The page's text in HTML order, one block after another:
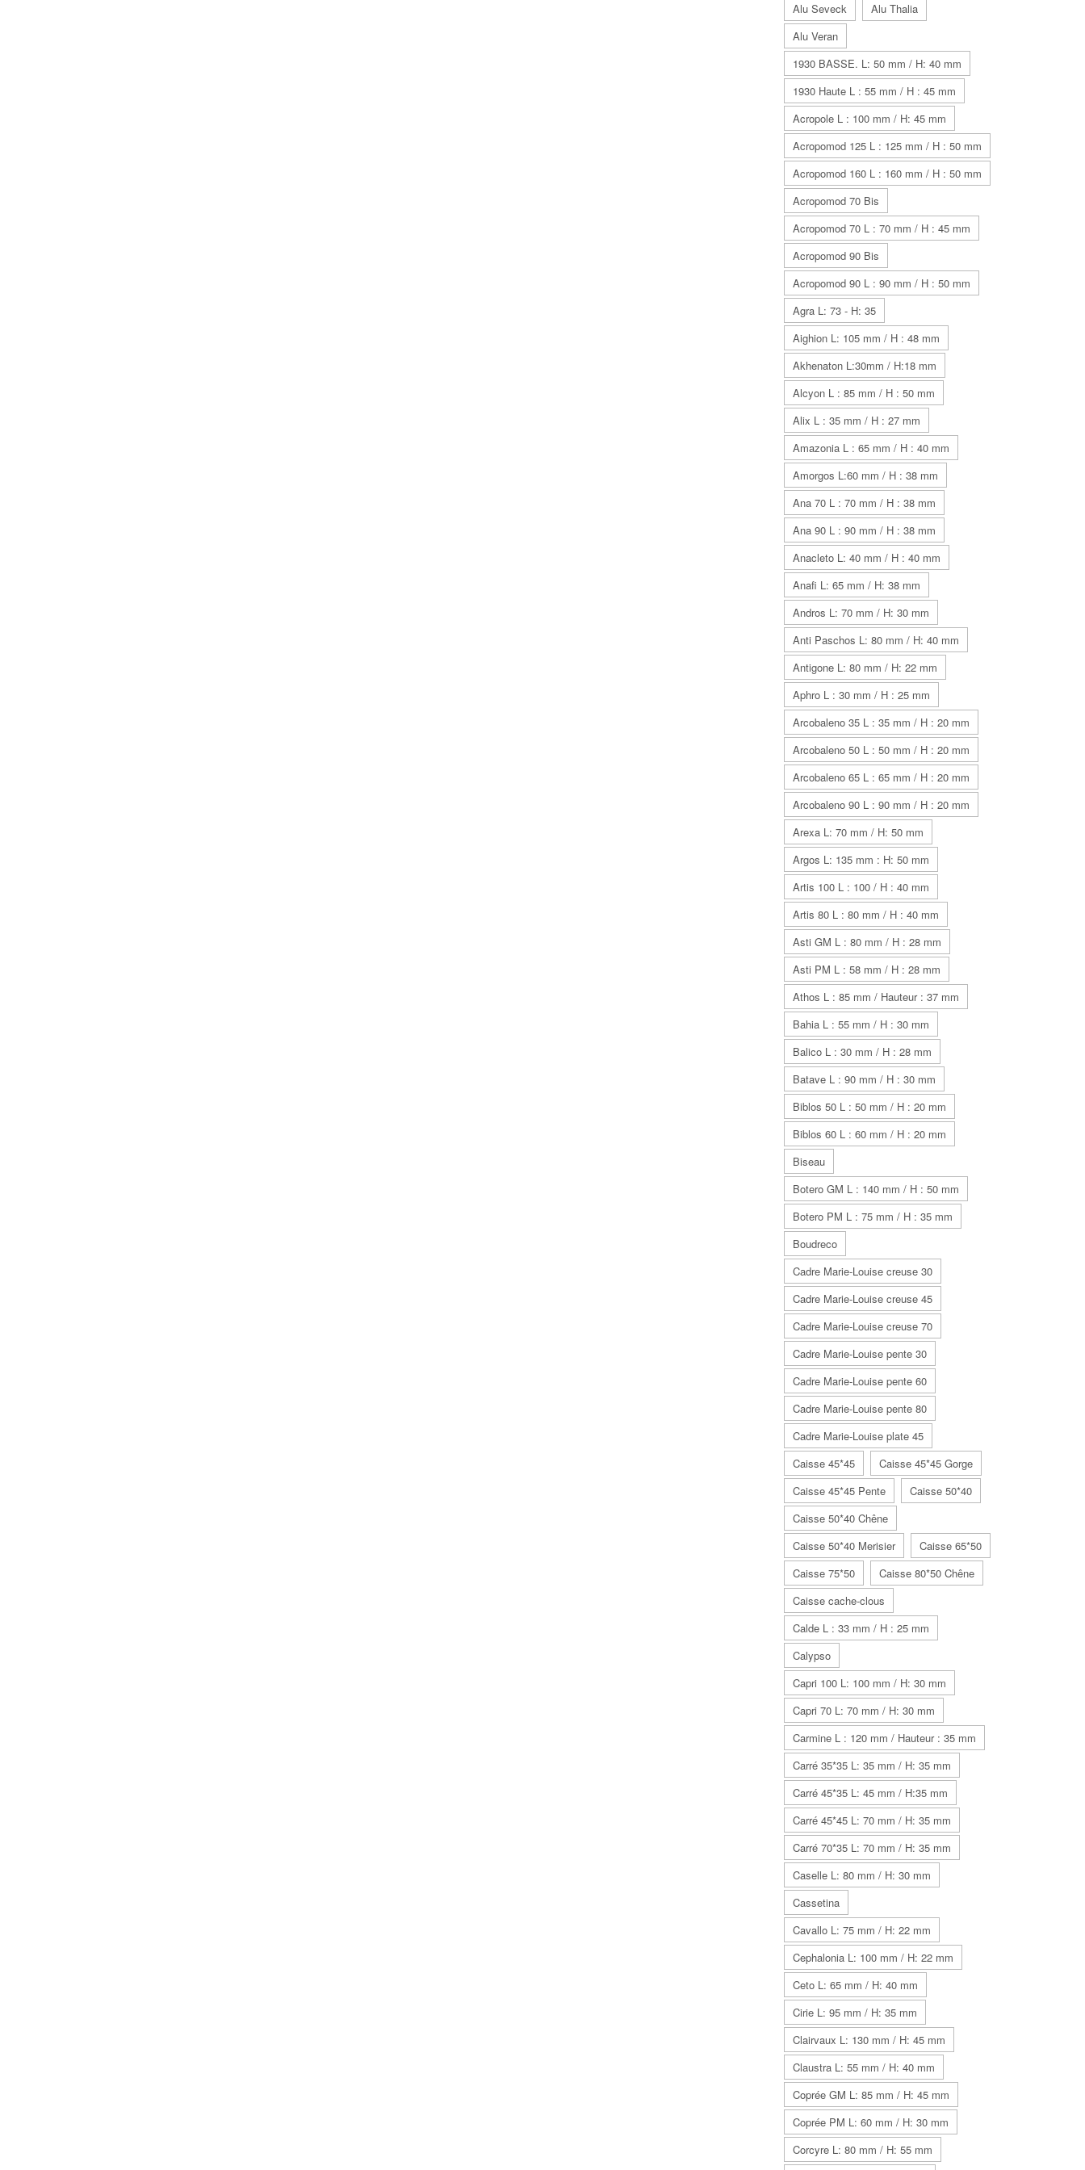
Alu Seveck
Alu Thalia
Alu Veran
1930 BASSE. L: 50 mm / H: 40 mm
1930 Haute L : 55 mm / H : 45 mm
Acropole L : 100 mm / H: 45 mm
Acropomod 125 L : 125 mm / H : 50 mm
Acropomod 160 L : 160 mm / H : 50 mm
Acropomod 70 Bis
Acropomod 70 L : 70 mm / H : 45 mm
Acropomod 90 Bis
Acropomod 90 L : 90 mm / H : 50 mm
Agra L: 73 - H: 35
Aighion L: 105 mm / H : 48 mm
Akhenaton L:30mm / H:18 mm
Alcyon L : 85 mm / H : 50 mm
Alix L : 35 mm / H : 27 mm
Amazonia L : 65 mm / H : 40 mm
Amorgos L:60 mm / H : 38 mm
Ana 70 L : 70 mm / H : 38 mm
Ana 90 L : 90 mm / H : 38 mm
Anacleto L: 40 mm / H : 40 mm
Anafi L: 65 mm / H: 38 mm
Andros L: 70 mm / H: 30 mm
Anti Paschos L: 80 mm / H: 40 mm
Antigone L: 80 mm / H: 22 mm
Aphro L : 30 mm / H : 25 mm
Arcobaleno 35 L : 35 mm / H : 20 mm
Arcobaleno 50 L : 50 mm / H : 20 mm
Arcobaleno 65 L : 65 mm / H : 20 mm
Arcobaleno 90 L : 90 mm / H : 20 mm
Arexa L: 70 mm / H: 50 mm
Argos L: 135 mm : H: 50 mm
Artis 100 L : 100 / H : 40 mm
Artis 80 L : 80 mm / H : 40 mm
Asti GM L : 80 mm / H : 28 mm
Asti PM L : 58 mm / H : 28 mm
Athos L : 85 mm / Hauteur : 37 mm
Bahia L : 55 mm / H : 30 mm
Balico L : 30 mm / H : 28 mm
Batave L : 90 mm / H : 30 mm
Biblos 50 L : 50 mm / H : 20 mm
Biblos 60 L : 60 mm / H : 20 mm
Biseau
Botero GM L : 140 mm / H : 50 mm
Botero PM L : 75 mm / H : 35 mm
Boudreco
Cadre Marie-Louise creuse 30
Cadre Marie-Louise creuse 45
Cadre Marie-Louise creuse 70
Cadre Marie-Louise pente 30
Cadre Marie-Louise pente 60
Cadre Marie-Louise pente 80
Cadre Marie-Louise plate 45
Caisse 45*45
Caisse 45*45 Gorge
Caisse 45*45 Pente
Caisse 50*40
Caisse 50*40 Chêne
Caisse 50*40 Merisier
Caisse 65*50
Caisse 75*50
Caisse 80*50 Chêne
Caisse cache-clous
Calde L : 33 mm / H : 25 mm
Calypso
Capri 100 L: 100 mm / H: 30 mm
Capri 70 L: 70 mm / H: 30 mm
Carmine L : 120 mm / Hauteur : 35 mm
Carré 35*35 L: 35 mm / H: 35 mm
Carré 45*35 L: 45 mm / H:35 mm
Carré 45*45 L: 70 mm / H: 35 mm
Carré 70*35 L: 70 mm / H: 35 mm
Caselle L: 80 mm / H: 30 mm
Cassetina
Cavallo L: 75 mm / H: 22 mm
Cephalonia L: 100 mm / H: 22 mm
Ceto L: 65 mm / H: 40 mm
Cirie L: 95 mm / H: 35 mm
Clairvaux L: 130 mm / H: 45 mm
Claustra L: 55 mm / H: 40 mm
Coprée GM L: 85 mm / H: 45 mm
Coprée PM L: 60 mm / H: 30 mm
Corcyre L: 80 mm / H: 55 mm